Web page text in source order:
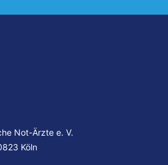
Not-Ärzte e. V.
Köln